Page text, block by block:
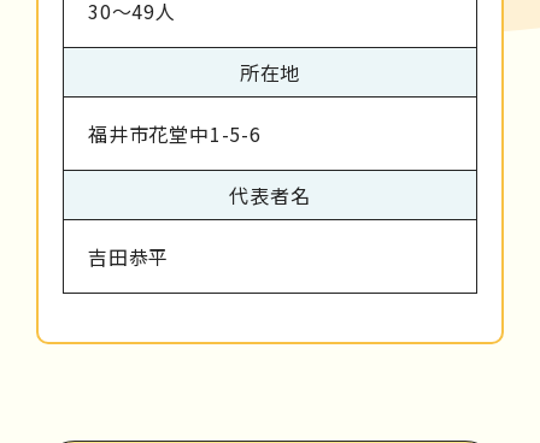
30～49人
所在地
福井市花堂中1-5-6
代表者名
吉田恭平